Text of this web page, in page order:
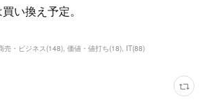
い換え予定。
売・ビジネス(148) 価値・値打ち(18) IT(88)